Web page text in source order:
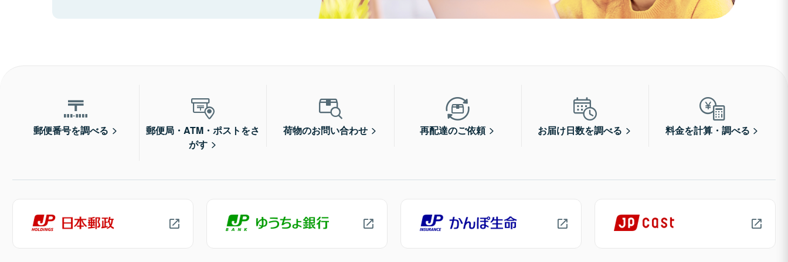
郵便番号を調べる
郵便局・ATM・ポストをさ
がす
荷物のお問い合わせ 再配達のご依頼 お届け日数を調べる 料金を計算・調べる